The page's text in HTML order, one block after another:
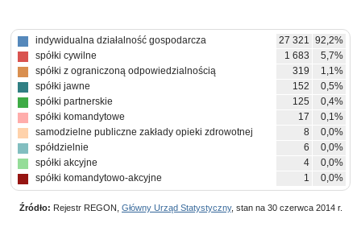
indywidualna działalność gospodarcza 27 321 92,2%
spółki cywilne
1 683
5,7%
spółki z ograniczoną odpowiedzialnością
319
1,1%
spółki jawne
152
0,5%
spółki partnerskie
125
0,4%
spółki komandytowe
17
0,1%
samodzielne publiczne zakłady opieki zdrowotnej
8
0,0%
spółdzielnie
6
0,0%
spółki akcyjne
4
0,0%
spółki komandytowo-akcyjne
1 0,0%
Źródło: Rejestr REGON, Główny Urząd Statystyczny, stan na 30 czerwca 2014 r.